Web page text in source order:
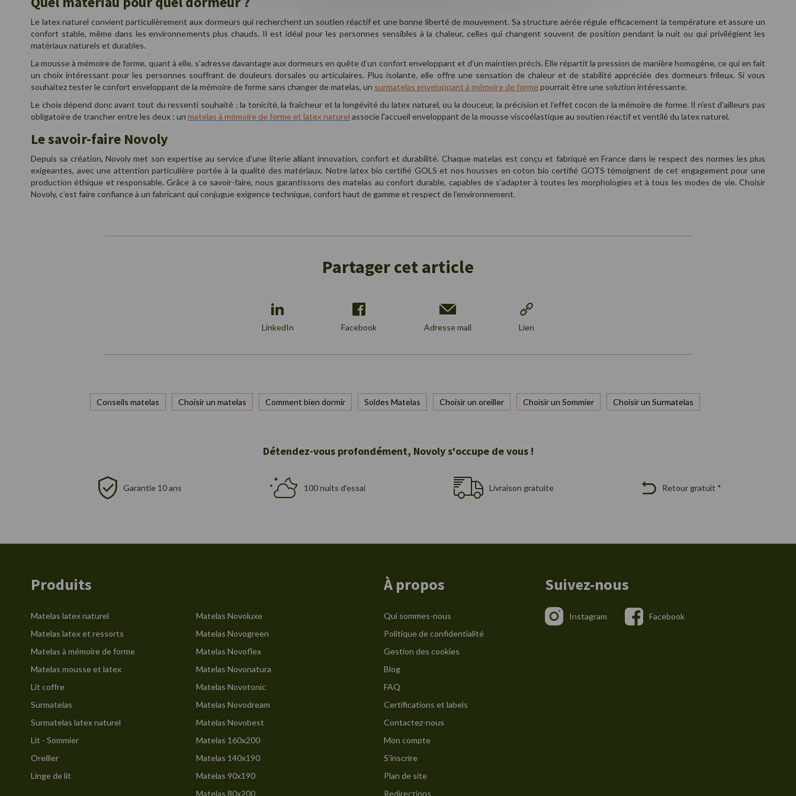
Le latex naturel convient particulièrement aux dormeurs qui recherchent un soutien réactif et une bonne liberté de mouvement. Sa structure aérée régule efficacement la température et assure un
confort stable, même dans les environnements plus chauds. Il est idéal pour les personnes sensibles à la chaleur, celles qui changent souvent de position pendant la nuit ou qui privilégient les
matériaux naturels et durables.
La mousse à mémoire de forme, quant à elle, s’adresse davantage aux dormeurs en quête d’un confort enveloppant et d’un maintien précis. Elle répartit la pression de manière homogène, ce qui en fait
un choix intéressant pour les personnes souffrant de douleurs dorsales ou articulaires. Plus isolante, elle offre une sensation de chaleur et de stabilité appréciée des dormeurs frileux. Si vous
souhaitez tester le confort enveloppant de la mémoire de forme sans changer de matelas, un surmatelas enveloppant à mémoire de formepourrait être une solution intéressante.
Le choix dépend donc avant tout du ressenti souhaité : la tonicité, la fraîcheur et la longévité du latex naturel, ou la douceur, la précision et l’effet cocon de la mémoire de forme. Il n'est d'ailleurs pas
obligatoire de trancher entre les deux : un matelas à mémoire de forme et latex naturel associe l'accueil enveloppant de la mousse viscoélastique au soutien réactif et ventilé du latex naturel.
Le savoir-faire Novoly
Depuis sa création, Novoly met son expertise au service d’une literie alliant innovation, confort et durabilité. Chaque matelas est conçu et fabriqué en France dans le respect des normes les plus
exigeantes, avec une attention particulière portée à la qualité des matériaux. Notre latex bio certifié GOLS et nos housses en coton bio certifié GOTS témoignent de cet engagement pour une
production éthique et responsable. Grâce à ce savoir-faire, nous garantissons des matelas au confort durable, capables de s’adapter à toutes les morphologies et à tous les modes de vie. Choisir
Novoly, c’est faire confiance à un fabricant qui conjugue exigence technique, confort haut de gamme et respect de l’environnement.
Partager cet article
LinkedIn Facebook Adresse mail Lien
Conseils matelas Choisir un matelas Comment bien dormir Soldes Matelas Choisir un oreiller Choisir un Sommier Choisir un Surmatelas
Détendez-vous profondément, Novoly s'occupe de vous !
Garantie 10 ans 100 nuits d'essai Livraison gratuite Retour gratuit *
Produits
Matelas latex naturel
Matelas latex et ressorts
Matelas à mémoire de forme
Matelas mousse et latex
Lit coffre
Surmatelas
Surmatelas latex naturel
Lit - Sommier
Oreiller
Linge de lit
Matelas Novoluxe
Matelas Novogreen
Matelas Novoflex
Matelas Novonatura
Matelas Novotonic
Matelas Novodream
Matelas Novobest
Matelas 160x200
Matelas 140x190
Matelas 90x190
Matelas 80x200
À propos
Qui sommes-nous
Politique de confidentialité
Gestion des cookies
Blog
FAQ
Certifications et labels
Contactez-nous
Mon compte
S'inscrire
Plan de site
Redirections
Suivez-nous
Instagram Facebook